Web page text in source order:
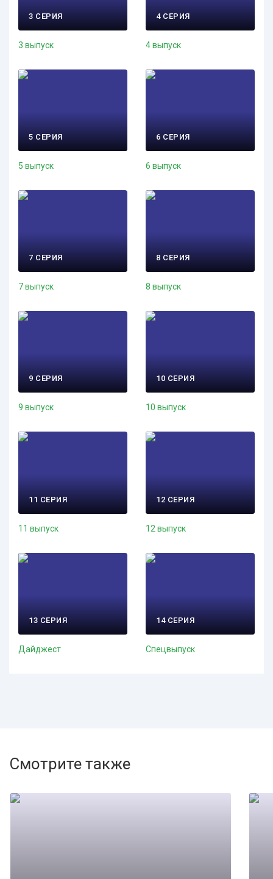
3 СЕРИЯ
3 выпуск
4 СЕРИЯ
4 выпуск
5 СЕРИЯ
5 выпуск
6 СЕРИЯ
6 выпуск
7 СЕРИЯ
7 выпуск
8 СЕРИЯ
8 выпуск
9 СЕРИЯ
9 выпуск
10 СЕРИЯ
10 выпуск
11 СЕРИЯ
11 выпуск
12 СЕРИЯ
12 выпуск
13 СЕРИЯ
Дайджест
14 СЕРИЯ
Спецвыпуск
Смотрите также